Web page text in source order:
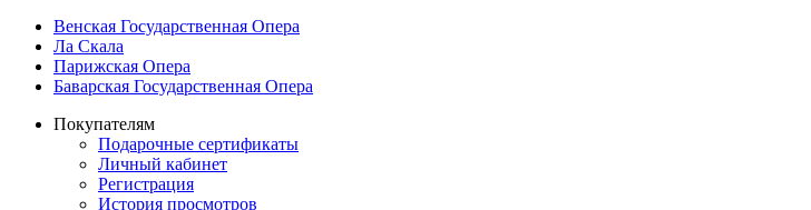
Венская Государственная Опера
Ла Скала
Парижская Опера
Баварская Государственная Опера
Покупателям
Подарочные сертификаты
Личный кабинет
Регистрация
История просмотров